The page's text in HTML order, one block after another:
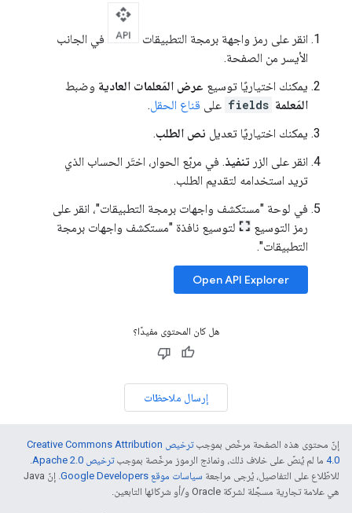
انقر على رمز واجهة برمجة التطبيقات
في الجانب
الأيسر من الصفحة.
يمكنك اختياريًا توسيع عرض المَعلمات العادية وضبط
المَعلمة fields على قناع الحقل.
يمكنك اختياريًا تعديل نص الطلب.
انقر على الزر تنفيذ. في مربّع الحوار، اختَر الحساب الذي
تريد استخدامه لتقديم الطلب.
في لوحة "مستكشف واجهات برمجة التطبيقات"، انقر على
رمز التوسيع
لتوسيع نافذة "مستكشف واجهات برمجة
التطبيقات".
Open API Explorer
هل كان المحتوى مفيدًا؟
إرسال ملاحظات
إنّ محتوى هذه الصفحة مرخّص بموجب
ترخيص Creative Commons Attribution
4.0‏ ما لم يُنصّ على خلاف ذلك، ونماذج الرموز مرخّصة بموجبترخيص Apache 2.0‏
.
للاطّلاع على التفاصيل، يُرجى مراجعة سياسات موقع Google Developers‏
. إنّ Java
هي علامة تجارية مسجَّلة لشركة Oracle و/أو شركائها التابعين.